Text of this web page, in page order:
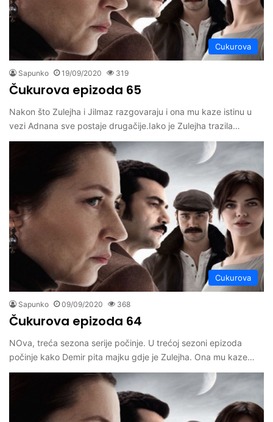
Cukurova
Sapunko 19/09/2020 319
Čukurova epizoda 65
Nakon što Zulejha i Jilmaz razgovaraju i ona mu kaze istinu u
vezi Adnana sve postaje drugačije.Iako je Zulejha trazila…
Cukurova
Sapunko 09/09/2020 368
Čukurova epizoda 64
NOva, treća sezona serije počinje. U trećoj sezoni epizoda
počinje kako Demir pita majku gdje je Zulejha. Ona mu kaze…